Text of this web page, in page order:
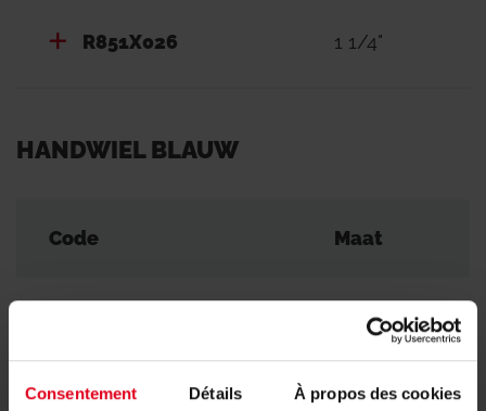
Consentement Détails À propos des cookies
R851X026 1 1/4"
HANDWIEL BLAUW
Code Maat
1/2"